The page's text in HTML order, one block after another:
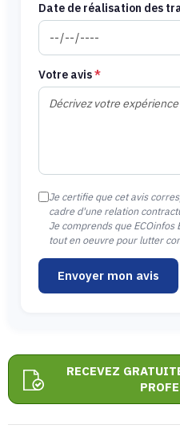
Date de réalisation des
Votre avis*
Je certifie que cet avis
cadre d'une relation
Je comprends que
tout en oeuvre pour lutter
Envoyer mon avis
RECEVEZ